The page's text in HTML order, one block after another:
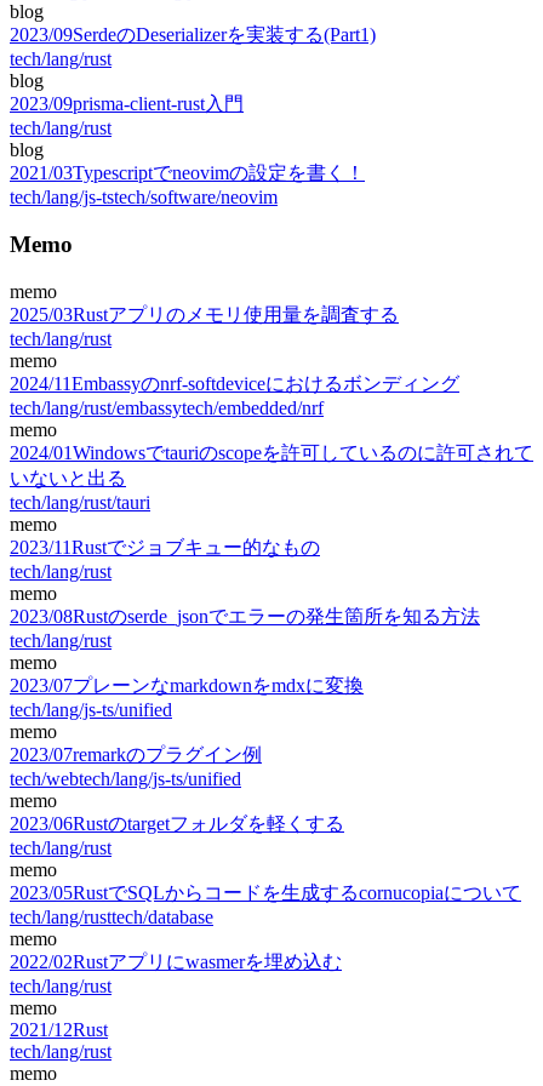
blog
2023/09SerdeのDeserializerを実装する(Part1)
tech/lang/rust
blog
2023/09prisma-client-rust入門
tech/lang/rust
blog
2021/03Typescriptでneovimの設定を書く！
tech/lang/js-tstech/software/neovim
Memo
memo
2025/03Rustアプリのメモリ使用量を調査する
tech/lang/rust
memo
2024/11Embassyのnrf-softdeviceにおけるボンディング
tech/lang/rust/embassytech/embedded/nrf
memo
2024/01Windowsでtauriのscopeを許可しているのに許可されて
いないと出る
tech/lang/rust/tauri
memo
2023/11Rustでジョブキュー的なもの
tech/lang/rust
memo
2023/08Rustのserde_jsonでエラーの発生箇所を知る方法
tech/lang/rust
memo
2023/07プレーンなmarkdownをmdxに変換
tech/lang/js-ts/unified
memo
2023/07remarkのプラグイン例
tech/webtech/lang/js-ts/unified
memo
2023/06Rustのtargetフォルダを軽くする
tech/lang/rust
memo
2023/05RustでSQLからコードを生成するcornucopiaについて
tech/lang/rusttech/database
memo
2022/02Rustアプリにwasmerを埋め込む
tech/lang/rust
memo
2021/12Rust
tech/lang/rust
memo